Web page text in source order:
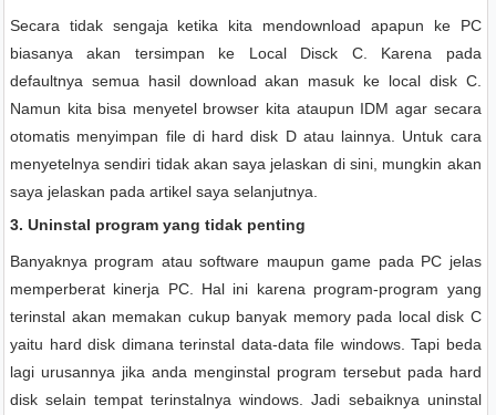
Secara tidak sengaja ketika kita mendownload apapun ke PC
biasanya akan tersimpan ke Local Disck C. Karena pada
defaultnya semua hasil download akan masuk ke local disk C.
Namun kita bisa menyetel browser kita ataupun IDM agar secara
otomatis menyimpan file di hard disk D atau lainnya. Untuk cara
menyetelnya sendiri tidak akan saya jelaskan di sini, mungkin akan
saya jelaskan pada artikel saya selanjutnya.
3. Uninstal program yang tidak penting
Banyaknya program atau software maupun game pada PC jelas
memperberat kinerja PC. Hal ini karena program-program yang
terinstal akan memakan cukup banyak memory pada local disk C
yaitu hard disk dimana terinstal data-data file windows. Tapi beda
lagi urusannya jika anda menginstal program tersebut pada hard
disk selain tempat terinstalnya windows. Jadi sebaiknya uninstal